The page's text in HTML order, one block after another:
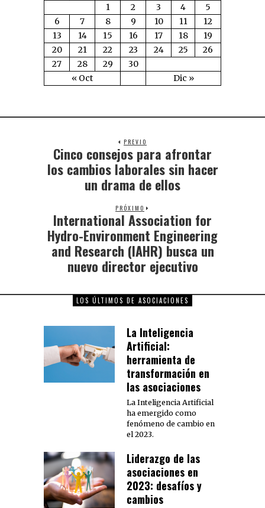
« Oct Dic »
1 2 3 4
5
6
7 8 9 10 11
12
13
14 15 16 17 18
19
20
21 22 23 24 25
26
27
28 29 30
PREVIO
Cinco consejos para afrontar
los cambios laborales sin hacer
un drama de ellos
PRÓXIMO
International Association for
Hydro-Environment Engineering
and Research (IAHR) busca un
nuevo director ejecutivo
LOS ÚLTIMOS DE ASOCIACIONES
La Inteligencia
Artificial:
herramienta de
transformación en
las asociaciones
La Inteligencia Artificial
ha emergido como
fenómeno de cambio en
el 2023.
Liderazgo de las
asociaciones en
2023: desafíos y
cambios